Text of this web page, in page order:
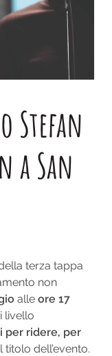
Stefan
a San
terza tappa
non
alleore 17
livello
per ridere, per
titolo dell’evento.